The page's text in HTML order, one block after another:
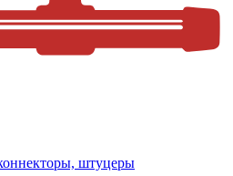
штуцеры